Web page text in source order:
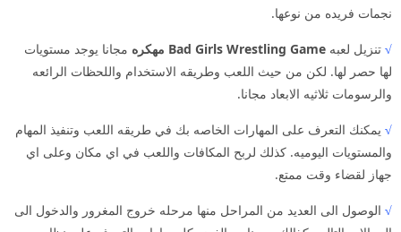
نجمات فريده من نوعها.
√ تنزيل لعبه
مجانا يوجد مستويات
لها حصر لها. لكن من حيث اللعب وطريقه الاستخدام واللحظات الرائعه
والرسومات ثلاثيه الابعاد مجانا.
√ يمكنك التعرف على المهارات الخاصه بك في طريقه اللعب وتنفيذ المهام
والمستويات اليوميه. كذلك لربح المكافات واللعب في اي مكان وعلى اي
جهاز لقضاء وقت ممتع.
√ الوصول الى العديد من المراحل منها مرحله خروج المغرور والدخول الى